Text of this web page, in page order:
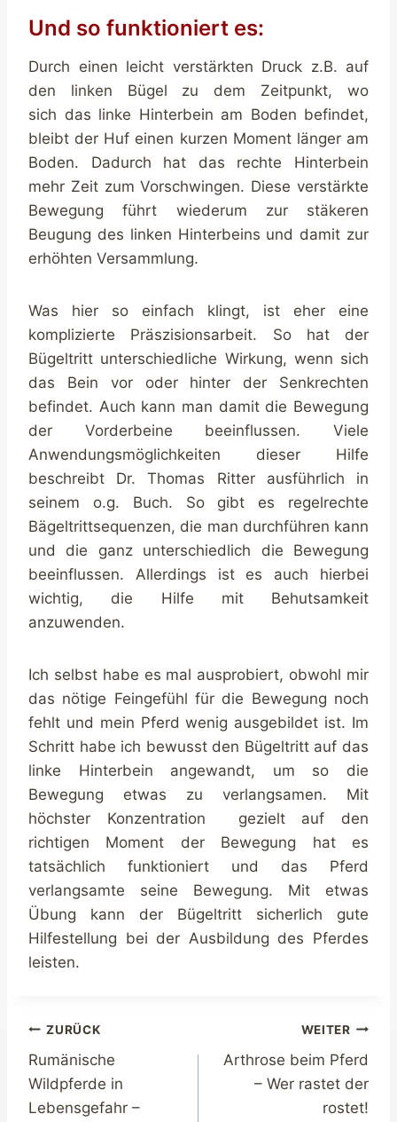
Und so funktioniert es:
Durch einen leicht verstärkten Druck z.B. auf
den linken Bügel zu dem Zeitpunkt, wo
sich das linke Hinterbein am Boden befindet,
bleibt der Huf einen kurzen Moment länger am
Boden. Dadurch hat das rechte Hinterbein
mehr Zeit zum Vorschwingen. Diese verstärkte
Bewegung führt wiederum zur stäkeren
Beugung des linken Hinterbeins und damit zur
erhöhten Versammlung.
Was hier so einfach klingt, ist eher eine
komplizierte Präszisionsarbeit. So hat der
Bügeltritt unterschiedliche Wirkung, wenn sich
das Bein vor oder hinter der Senkrechten
befindet. Auch kann man damit die Bewegung
der Vorderbeine beeinflussen. Viele
Anwendungsmöglichkeiten dieser Hilfe
beschreibt Dr. Thomas Ritter ausführlich in
seinem o.g. Buch. So gibt es regelrechte
Bägeltrittsequenzen, die man durchführen kann
und die ganz unterschiedlich die Bewegung
beeinflussen. Allerdings ist es auch hierbei
wichtig, die Hilfe mit Behutsamkeit
anzuwenden.
Ich selbst habe es mal ausprobiert, obwohl mir
das nötige Feingefühl für die Bewegung noch
fehlt und mein Pferd wenig ausgebildet ist. Im
Schritt habe ich bewusst den Bügeltritt auf das
linke Hinterbein angewandt, um so die
Bewegung etwas zu verlangsamen. Mit
höchster Konzentration gezielt auf den
richtigen Moment der Bewegung hat es
tatsächlich funktioniert und das Pferd
verlangsamte seine Bewegung. Mit etwas
Übung kann der Bügeltritt sicherlich gute
Hilfestellung bei der Ausbildung des Pferdes
leisten.
Beitragsnavigation
ZURÜCK
Rumänische
Wildpferde in
Lebensgefahr –
WEITER
Arthrose beim Pferd
– Wer rastet der
rostet!